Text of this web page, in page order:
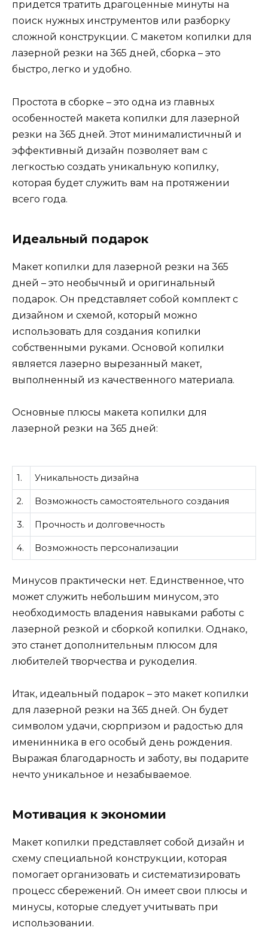
придется тратить драгоценные минуты на
поиск нужных инструментов или разборку
сложной конструкции. С макетом копилки для
лазерной резки на 365 дней, сборка – это
быстро, легко и удобно.
Простота в сборке – это одна из главных
особенностей макета копилки для лазерной
резки на 365 дней. Этот минималистичный и
эффективный дизайн позволяет вам с
легкостью создать уникальную копилку,
которая будет служить вам на протяжении
всего года.
Идеальный подарок
Макет копилки для лазерной резки на 365
дней – это необычный и оригинальный
подарок. Он представляет собой комплект с
дизайном и схемой, который можно
использовать для создания копилки
собственными руками. Основой копилки
является лазерно вырезанный макет,
выполненный из качественного материала.
Основные плюсы макета копилки для
лазерной резки на 365 дней:
1. Уникальность дизайна
2. Возможность самостоятельного создания
3. Прочность и долговечность
4. Возможность персонализации
Минусов практически нет. Единственное, что
может служить небольшим минусом, это
необходимость владения навыками работы с
лазерной резкой и сборкой копилки. Однако,
это станет дополнительным плюсом для
любителей творчества и рукоделия.
Итак, идеальный подарок – это макет копилки
для лазерной резки на 365 дней. Он будет
символом удачи, сюрпризом и радостью для
именинника в его особый день рождения.
Выражая благодарность и заботу, вы подарите
нечто уникальное и незабываемое.
Мотивация к экономии
Макет копилки представляет собой дизайн и
схему специальной конструкции, которая
помогает организовать и систематизировать
процесс сбережений. Он имеет свои плюсы и
минусы, которые следует учитывать при
использовании.